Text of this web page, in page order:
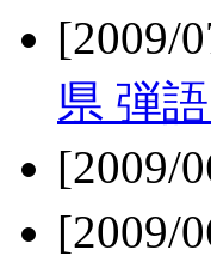
[2009/
県 弾
[2009/
[2009/